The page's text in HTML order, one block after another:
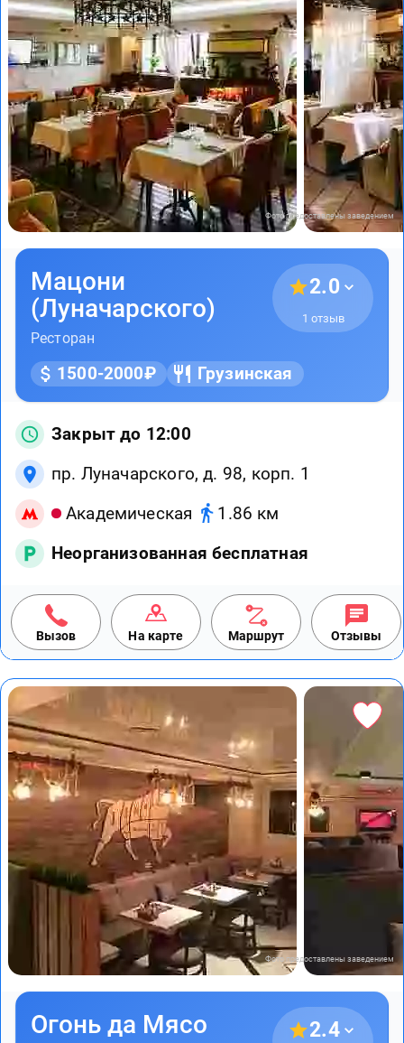
Фото предоставлены заведением
Мацони
(Луначарского)
Ресторан
2.0
1 отзыв
1500-2000₽ Грузинская
Закрыт до 12:00
пр. Луначарского, д. 98, корп. 1
Академическая
1.86 км
Неорганизованная бесплатная
Вызов На карте Маршрут Отзывы
Фото предоставлены заведением
Огонь да Мясо 2.4